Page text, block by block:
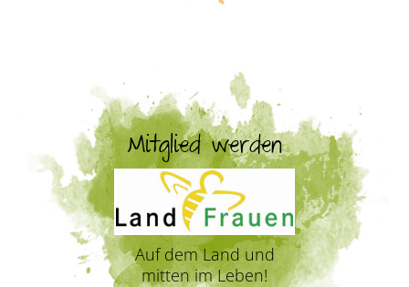
Mitglied werden
Auf dem Land und
mitten im Leben!